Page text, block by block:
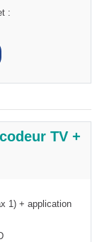
:
TV +
1) + application